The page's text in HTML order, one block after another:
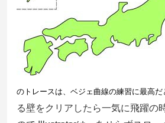
のトレースは、ベジェ曲線の練習に最高
る壁をクリアしたら一気に飛躍の